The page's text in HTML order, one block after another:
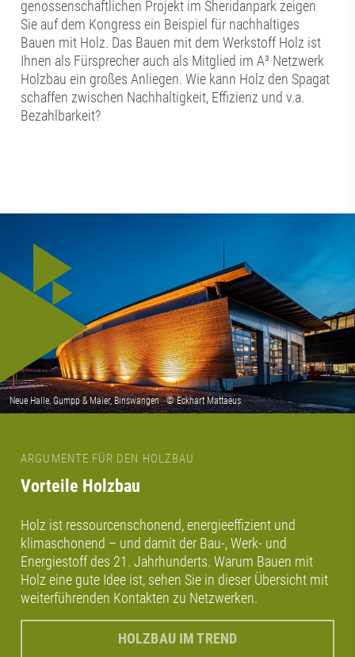
genossenschaftlichen Projekt im Sheridanpark zeigen
Sie auf dem Kongress ein Beispiel für nachhaltiges
Bauen mit Holz. Das Bauen mit dem Werkstoff Holz ist
Ihnen als Fürsprecher auch als Mitglied im A³ Netzwerk
Holzbau ein großes Anliegen. Wie kann Holz den Spagat
schaffen zwischen Nachhaltigkeit, Effizienz und v.a.
Bezahlbarkeit?
ARGUMENTE FÜR DEN HOLZBAU
Vorteile Holzbau
Holz ist ressourcenschonend, energieeffizient und
klimaschonend – und damit der Bau-, Werk- und
Energiestoff des 21. Jahrhunderts. Warum Bauen mit
Holz eine gute Idee ist, sehen Sie in dieser Übersicht mit
weiterführenden Kontakten zu Netzwerken.
HOLZBAU IM TREND